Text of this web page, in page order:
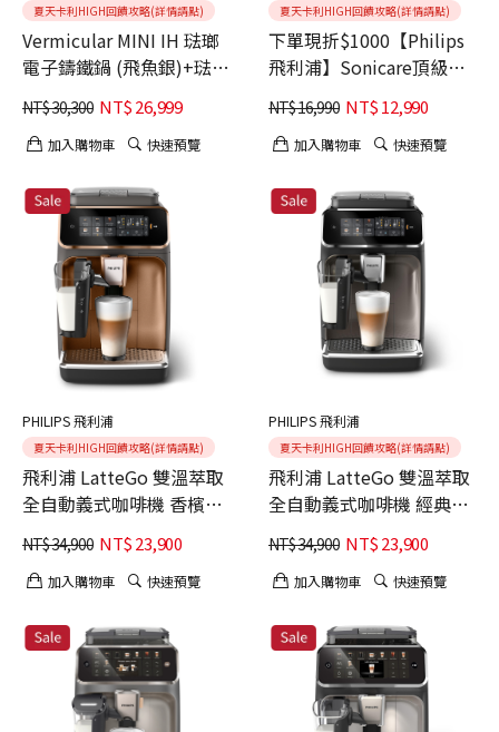
夏天卡利HIGH回饋攻略(詳情請點)
Vermicular MINI IH 琺瑯
電子鑄鐵鍋 (飛魚銀)+琺瑯
鑄鐵鍋19CM(黑)
NT$30,300 NT$26,999
加入購物車 快速預覽
夏天卡利HIGH回饋攻略(詳情請點)
下單現折$1000【Philips
飛利浦】Sonicare頂級尊
榮AI智能音波電動牙刷-靜
夜藍(HX9996/12)
NT$16,990 NT$12,990
加入購物車 快速預覽
PHILIPS 飛利浦
夏天卡利HIGH回饋攻略(詳情請點)
飛利浦 LatteGo 雙溫萃取
全自動義式咖啡機 香檳金
(EP3347/84)
NT$34,900 NT$23,900
加入購物車 快速預覽
PHILIPS 飛利浦
夏天卡利HIGH回饋攻略(詳情請點)
飛利浦 LatteGo 雙溫萃取
全自動義式咖啡機 經典銀
(EP3347/64)
NT$34,900 NT$23,900
加入購物車 快速預覽